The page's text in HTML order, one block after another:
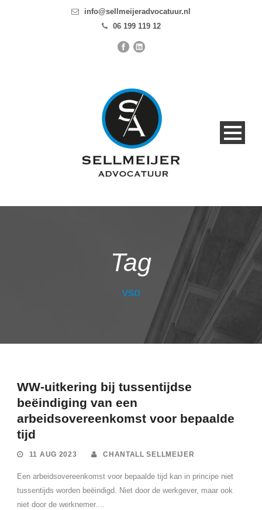
info@sellmeijeradvocatuur.nl
06 199 119 12
Tag
vso
WW-uitkering bij tussentijdse
beëindiging van een
arbeidsovereenkomst voor bepaalde
tijd
11 AUG 2023 CHANTALL SELLMEIJER
Een arbeidsovereenkomst voor bepaalde tijd kan in principe niet
tussentijds worden beëindigd. Niet door de werkgever, maar ook
niet door de werknemer....